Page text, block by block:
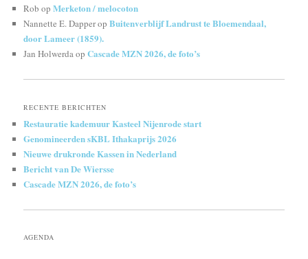
Rob opMerketon / melocoton
Nannette E. DapperopBuitenverblijf Landrust te Bloemendaal,
door Lameer (1859).
Jan HolwerdaopCascade MZN 2026, de foto’s
RECENTE BERICHTEN
Restauratie kademuur Kasteel Nijenrode start
Genomineerden sKBL Ithakaprijs 2026
Nieuwe drukronde Kassen in Nederland
Bericht van De Wiersse
Cascade MZN 2026, de foto’s
AGENDA